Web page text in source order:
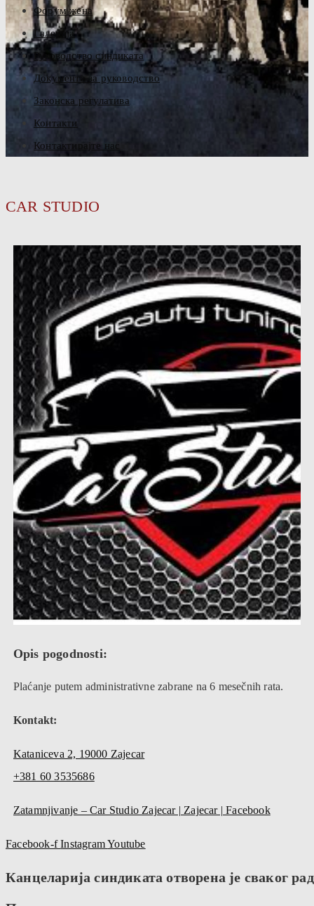
Форум жена
Галерија
Руководство синдиката
Документа за руководство
Законска регулатива
Контакти
Контактирајте нас
CAR STUDIO
Opis pogodnosti:
Plaćanje putem administrativne zabrane na 6 mesečnih rata.
Kontakt:
Kataniceva 2, 19000 Zajecar
+381 60 3535686
Zatamnjivanje – Car Studio Zajecar | Zajecar | Facebook
Facebook-f InstagramYoutube
Канцеларија синдиката отворена је сваког